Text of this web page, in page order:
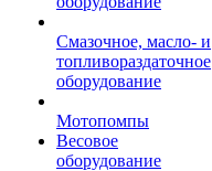
Смазочное, масло- и
топливораздаточное
оборудование
Мотопомпы
Весовое
оборудование